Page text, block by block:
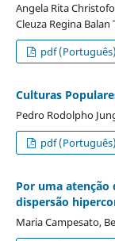
Angela Rita
Cleuza Regina
pdf (Português)
Culturas
Pedro Rodolpho
pdf (Português)
Por uma atenção
dispersão
Maria Campesato,